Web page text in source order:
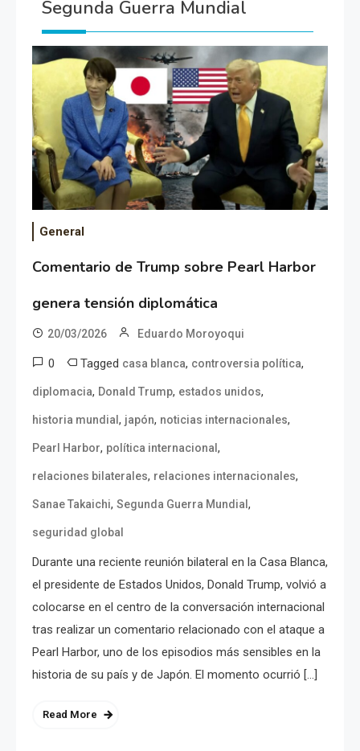
Segunda Guerra Mundial
General
Comentario de Trump sobre Pearl Harbor
genera tensión diplomática
20/03/2026 Eduardo Moroyoqui
0 Tagged casa blanca, controversia política,
diplomacia, Donald Trump, estados unidos,
historia mundial , japón, noticias internacionales,
Pearl Harbor, política internacional ,
relaciones bilaterales, relaciones internacionales,
Sanae Takaichi, Segunda Guerra Mundial ,
seguridad global
Durante una reciente reunión bilateral en la Casa Blanca,
el presidente de Estados Unidos, Donald Trump, volvió a
colocarse en el centro de la conversación internacional
tras realizar un comentario relacionado con el ataque a
Pearl Harbor, uno de los episodios más sensibles en la
historia de su país y de Japón. El momento ocurrió […]
Read More